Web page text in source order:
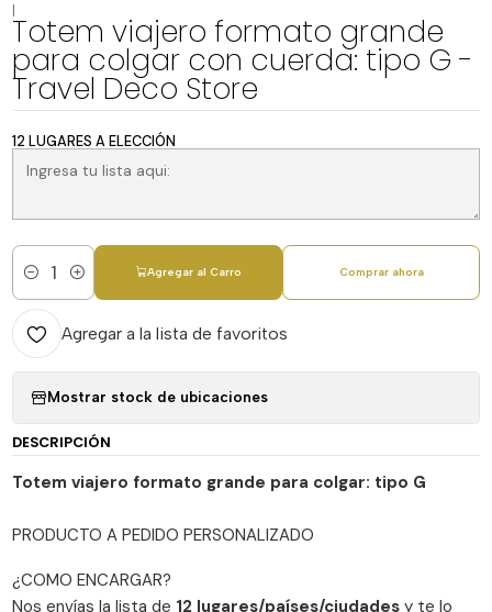
|
Totem viajero formato grande
para colgar con cuerda: tipo G -
Travel Deco Store
12 LUGARES A ELECCIÓN
Cantidad
Agregar al Carro Comprar ahora
Agregar a la lista de favoritos
Mostrar stock de ubicaciones
DESCRIPCIÓN
Totem viajero formato grande para colgar: tipo G
PRODUCTO A PEDIDO PERSONALIZADO
¿COMO ENCARGAR?
Nos envías la lista de 12 lugares/países/ciudades y te lo